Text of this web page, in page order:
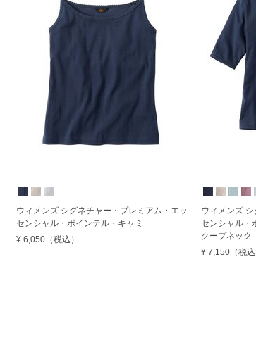
ウィメンズ シグネチャー・プレミアム・エッ
センシャル・ポインテル・キャミ
¥ 6,050 （税込）
ウィメンズ
センシャル
クープネック
¥ 7,150 （税